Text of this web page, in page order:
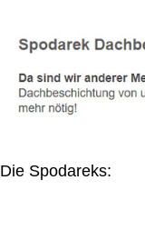
Die Spodareks: